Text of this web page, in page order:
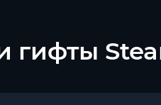
гифты